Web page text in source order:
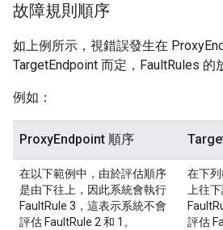
故障規則順序
如上例所示，視錯誤發生在
TargetEndpoint 而定，FaultRules 的
例如：
ProxyEndpoint 順序
在以下範例中，由於評估順序
是由下往上，因此系統會執行
FaultRule 3，這表示系統不會
評估 FaultRule 2 和 1。
在下
上往
評估